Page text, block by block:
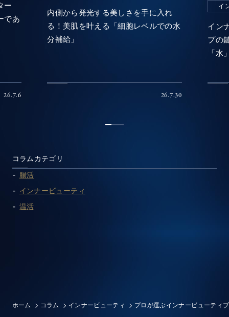
ー
であ
26.7.6
内側から発光する美しさを手に入れ
る！美肌を叶える「細胞レベルでの水
分補給」
26.7.30
イ
イン
プの
「水
コラムカテゴリ
腸活
インナービューティ
温活
ホーム コラム インナービューティ プロが選ぶインナービューティ